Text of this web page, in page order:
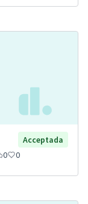
Acceptada
0 0